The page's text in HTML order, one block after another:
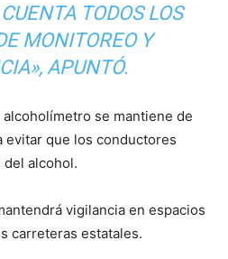
TODOS LOS
MONITOREO Y
APUNTÓ.
se mantiene de
evitar que los conductores
alcohol.
vigilancia en espacios
carreteras estatales.